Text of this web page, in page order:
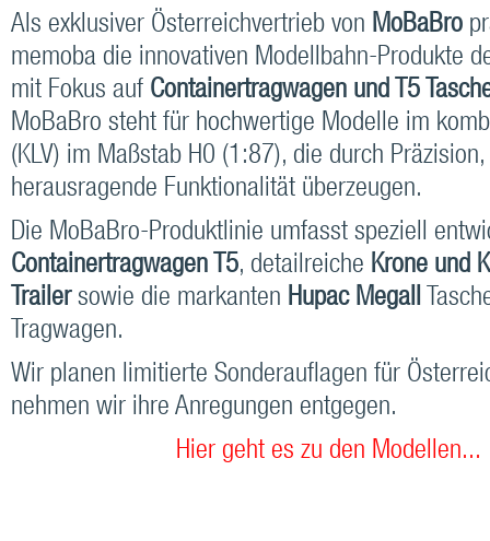
Als exklusiver Österreichvertrieb von MoBaBro
memoba die innovativen Modellbahn-Produkte
mit Fokus auf Containertragwagen und T5
MoBaBro steht für hochwertige Modelle im
(KLV) im Maßstab H0 (1:87), die durch
herausragende Funktionalität überzeugen.
Die MoBaBro-Produktlinie umfasst speziell
Containertragwagen T5, detailreiche Krone und
Trailersowie die markanten Hupac MegaII
Tragwagen.
Wir planen limitierte Sonderauflagen für
nehmen wir ihre Anregungen entgegen.
Hier geht es zu den Modellen...